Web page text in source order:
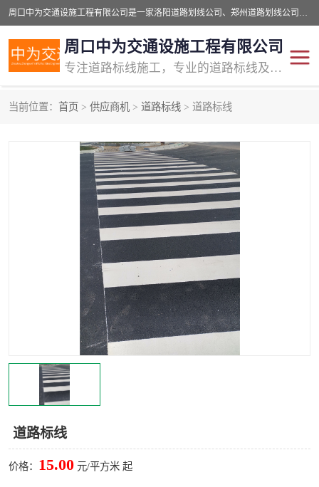
周口中为交通设施工程有限公司是一家洛阳道路划线公司、郑州道路划线公司、平顶山道路车位划线公司、开封车位划线公司、许昌道路车位划线公司、漯河道路车位划线公司，公司始终坚持“诚信、匠心、专注”的宗旨；我们的经营理念是：的服务。
周口中为交通设施工程有限公司
专注道路标线施工，专业的道路标线及交通设施施工服务商!
当前位置： 首页 > 供应商机 > 道路标线 > 道路标线
道路标线
价格： 15.00 元/平方米 起
道路标线划线 马路标线
道路划线